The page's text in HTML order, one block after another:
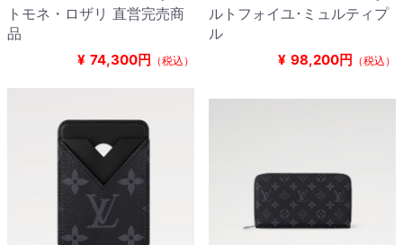
トモネ・ロザリ 直営完売商
品
¥ 74,300円 （税込）
ルトフォイユ･ミュルティプ
ル
¥ 98,200円 （税込）